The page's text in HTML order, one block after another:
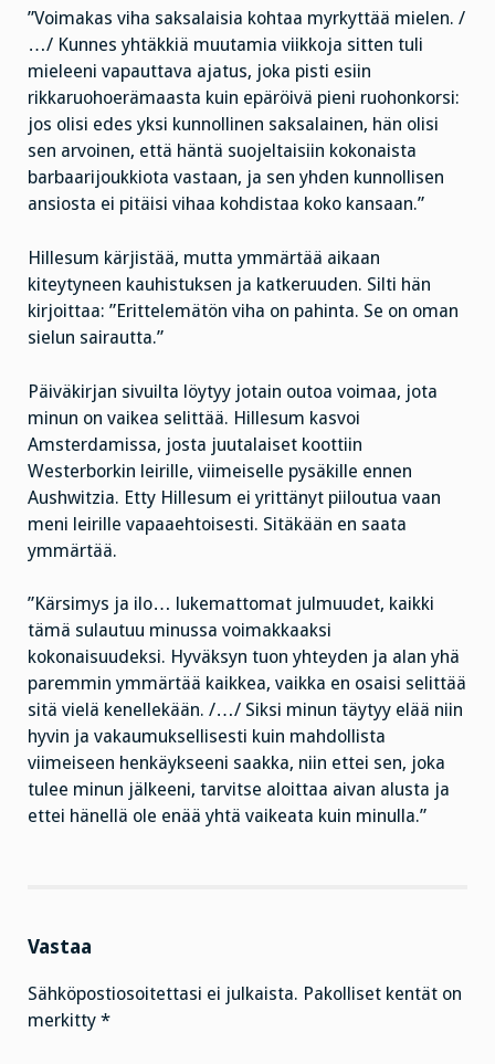
”Voimakas viha saksalaisia kohtaa myrkyttää mielen. /
…/ Kunnes yhtäkkiä muutamia viikkoja sitten tuli
mieleeni vapauttava ajatus, joka pisti esiin
rikkaruohoerämaasta kuin epäröivä pieni ruohonkorsi:
jos olisi edes yksi kunnollinen saksalainen, hän olisi
sen arvoinen, että häntä suojeltaisiin kokonaista
barbaarijoukkiota vastaan, ja sen yhden kunnollisen
ansiosta ei pitäisi vihaa kohdistaa koko kansaan.”
Hillesum kärjistää, mutta ymmärtää aikaan
kiteytyneen kauhistuksen ja katkeruuden. Silti hän
kirjoittaa: ”Erittelemätön viha on pahinta. Se on oman
sielun sairautta.”
Päiväkirjan sivuilta löytyy jotain outoa voimaa, jota
minun on vaikea selittää. Hillesum kasvoi
Amsterdamissa, josta juutalaiset koottiin
Westerborkin leirille, viimeiselle pysäkille ennen
Aushwitzia. Etty Hillesum ei yrittänyt piiloutua vaan
meni leirille vapaaehtoisesti. Sitäkään en saata
ymmärtää.
”Kärsimys ja ilo… lukemattomat julmuudet, kaikki
tämä sulautuu minussa voimakkaaksi
kokonaisuudeksi. Hyväksyn tuon yhteyden ja alan yhä
paremmin ymmärtää kaikkea, vaikka en osaisi selittää
sitä vielä kenellekään. /…/ Siksi minun täytyy elää niin
hyvin ja vakaumuksellisesti kuin mahdollista
viimeiseen henkäykseeni saakka, niin ettei sen, joka
tulee minun jälkeeni, tarvitse aloittaa aivan alusta ja
ettei hänellä ole enää yhtä vaikeata kuin minulla.”
Vastaa
Sähköpostiosoitettasi ei julkaista. Pakolliset kentät on
merkitty *